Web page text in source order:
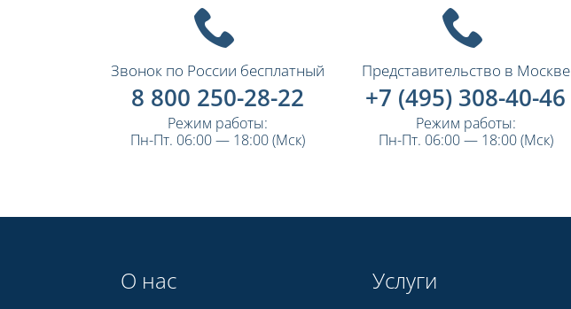
Звонок по России бесплатный
8 800 250-28-22
Режим работы:
Пн-Пт. 06:00 — 18:00 (Мск)
Представительство в Москве
+7 (495) 308-40-46
Режим работы:
Пн-Пт. 06:00 — 18:00 (Мск)
О нас Услуги